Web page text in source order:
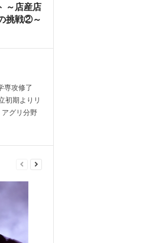
～店産店
挑戦②～
専攻修了
初期よりリ
グリ分野